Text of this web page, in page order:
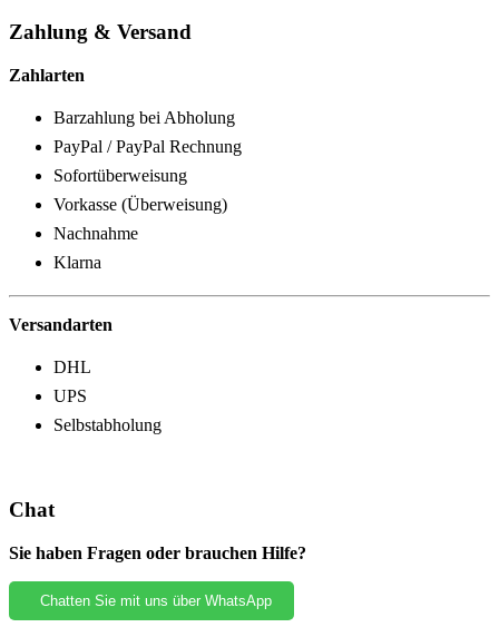
Zahlung & Versand
Zahlarten
Barzahlung bei Abholung
PayPal / PayPal Rechnung
Sofortüberweisung
Vorkasse (Überweisung)
Nachnahme
Klarna
Versandarten
DHL
UPS
Selbstabholung
Chat
Sie haben Fragen oder brauchen Hilfe?
Chatten Sie mit uns über WhatsApp